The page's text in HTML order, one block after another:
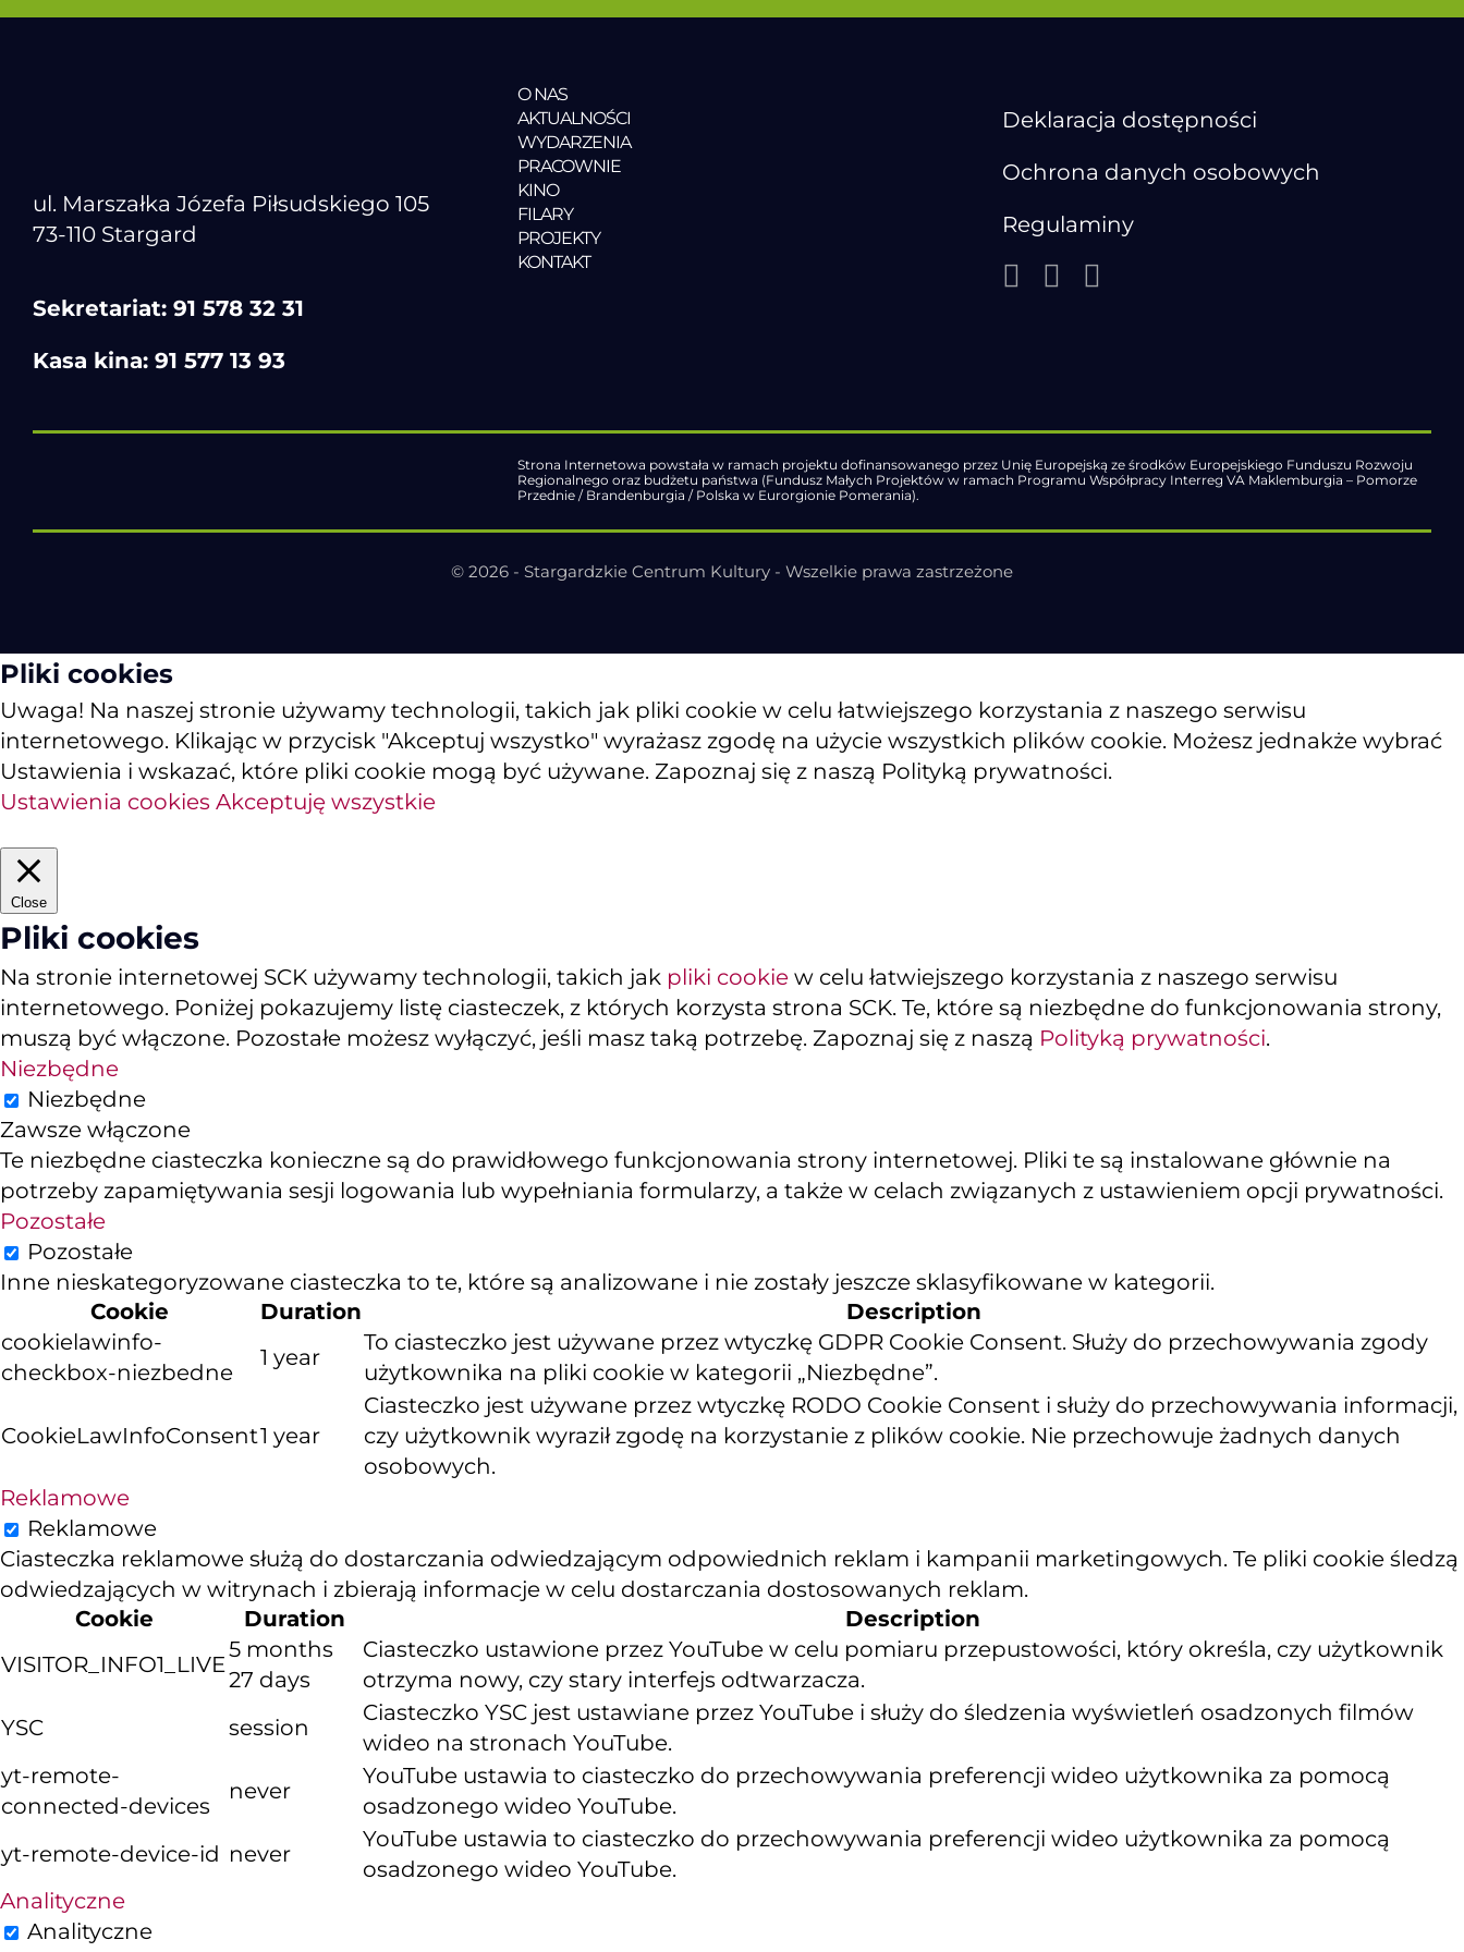
ul. Marszałka Józefa Piłsudskiego 105
73-110 Stargard
Sekretariat: 91 578 32 31
Kasa kina: 91 577 13 93
O NAS
AKTUALNOŚCI
WYDARZENIA
PRACOWNIE
KINO
FILARY
PROJEKTY
KONTAKT
Deklaracja dostępności
Ochrona danych osobowych
Regulaminy
Strona Internetowa powstała w ramach projektu dofinansowanego przez Unię Europejską ze środków Europejskiego Funduszu Rozwoju
Regionalnego oraz budżetu państwa (Fundusz Małych Projektów w ramach Programu Współpracy Interreg VA Maklemburgia – Pomorze
Przednie / Brandenburgia / Polska w Eurorgionie Pomerania).
© 2026 - Stargardzkie Centrum Kultury - Wszelkie prawa zastrzeżone
Pliki cookies
Uwaga! Na naszej stronie używamy technologii, takich jak pliki cookie w celu łatwiejszego korzystania z naszego serwisu
internetowego. Klikając w przycisk "Akceptuj wszystko" wyrażasz zgodę na użycie wszystkich plików cookie. Możesz jednakże wybrać
Ustawienia i wskazać, które pliki cookie mogą być używane. Zapoznaj się z naszą Polityką prywatności.
Ustawienia cookies Akceptuję wszystkie
Close
Pliki cookies
Na stronie internetowej SCK używamy technologii, takich jak pliki cookie w celu łatwiejszego korzystania z naszego serwisu
internetowego. Poniżej pokazujemy listę ciasteczek, z których korzysta strona SCK. Te, które są niezbędne do funkcjonowania strony,
muszą być włączone. Pozostałe możesz wyłączyć, jeśli masz taką potrzebę. Zapoznaj się z naszą Polityką prywatności.
Niezbędne
Niezbędne
Zawsze włączone
Te niezbędne ciasteczka konieczne są do prawidłowego funkcjonowania strony internetowej. Pliki te są instalowane głównie na
potrzeby zapamiętywania sesji logowania lub wypełniania formularzy, a także w celach związanych z ustawieniem opcji prywatności.
Pozostałe
Pozostałe
Inne nieskategoryzowane ciasteczka to te, które są analizowane i nie zostały jeszcze sklasyfikowane w kategorii.
Cookie
Duration
Description
cookielawinfo-
checkbox-niezbedne
1 year
To ciasteczko jest używane przez wtyczkę GDPR Cookie Consent. Służy do przechowywania zgody
użytkownika na pliki cookie w kategorii „Niezbędne”.
CookieLawInfoConsent1 year
Ciasteczko jest używane przez wtyczkę RODO Cookie Consent i służy do przechowywania informacji,
czy użytkownik wyraził zgodę na korzystanie z plików cookie. Nie przechowuje żadnych danych
osobowych.
Reklamowe
Reklamowe
Ciasteczka reklamowe służą do dostarczania odwiedzającym odpowiednich reklam i kampanii marketingowych. Te pliki cookie śledzą
odwiedzających w witrynach i zbierają informacje w celu dostarczania dostosowanych reklam.
Cookie
Duration
Description
VISITOR_INFO1_LIVE
5 months
27 days
Ciasteczko ustawione przez YouTube w celu pomiaru przepustowości, który określa, czy użytkownik
otrzyma nowy, czy stary interfejs odtwarzacza.
YSC
session
Ciasteczko YSC jest ustawiane przez YouTube i służy do śledzenia wyświetleń osadzonych filmów
wideo na stronach YouTube.
yt-remote-
connected-devices
never
YouTube ustawia to ciasteczko do przechowywania preferencji wideo użytkownika za pomocą
osadzonego wideo YouTube.
yt-remote-device-id never
YouTube ustawia to ciasteczko do przechowywania preferencji wideo użytkownika za pomocą
osadzonego wideo YouTube.
Analityczne
Analityczne